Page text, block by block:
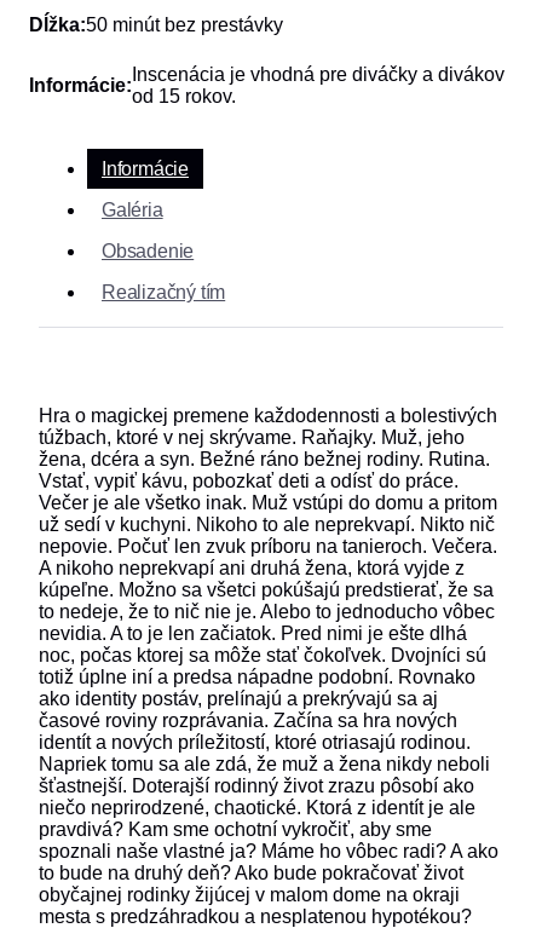
Dĺžka:50 minút bez prestávky
Informácie:
Inscenácia je vhodná pre diváčky a divákov
od 15 rokov.
Informácie
Galéria
Obsadenie
Realizačný tím
Hra o magickej premene každodennosti a bolestivých
túžbach, ktoré v nej skrývame. Raňajky. Muž, jeho
žena, dcéra a syn. Bežné ráno bežnej rodiny. Rutina.
Vstať, vypiť kávu, pobozkať deti a odísť do práce.
Večer je ale všetko inak. Muž vstúpi do domu a pritom
už sedí v kuchyni. Nikoho to ale neprekvapí. Nikto nič
nepovie. Počuť len zvuk príboru na tanieroch. Večera.
A nikoho neprekvapí ani druhá žena, ktorá vyjde z
kúpeľne. Možno sa všetci pokúšajú predstierať, že sa
to nedeje, že to nič nie je. Alebo to jednoducho vôbec
nevidia. A to je len začiatok. Pred nimi je ešte dlhá
noc, počas ktorej sa môže stať čokoľvek. Dvojníci sú
totiž úplne iní a predsa nápadne podobní. Rovnako
ako identity postáv, prelínajú a prekrývajú sa aj
časové roviny rozprávania. Začína sa hra nových
identít a nových príležitostí, ktoré otriasajú rodinou.
Napriek tomu sa ale zdá, že muž a žena nikdy neboli
šťastnejší. Doterajší rodinný život zrazu pôsobí ako
niečo neprirodzené, chaotické. Ktorá z identít je ale
pravdivá? Kam sme ochotní vykročiť, aby sme
spoznali naše vlastné ja? Máme ho vôbec radi? A ako
to bude na druhý deň? Ako bude pokračovať život
obyčajnej rodinky žijúcej v malom dome na okraji
mesta s predzáhradkou a nesplatenou hypotékou?